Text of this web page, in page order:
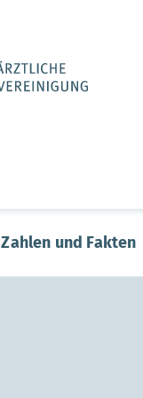
Zahlen und Fakten